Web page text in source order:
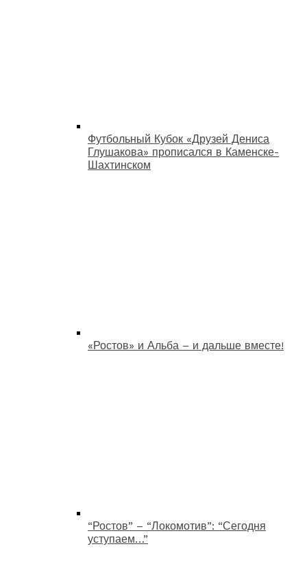
Футбольный Кубок «Друзей Дениса
Глушакова» прописался в Каменске-
Шахтинском
«Ростов» и Альба – и дальше вместе!
“Ростов” – “Локомотив”: “Сегодня
уступаем…”